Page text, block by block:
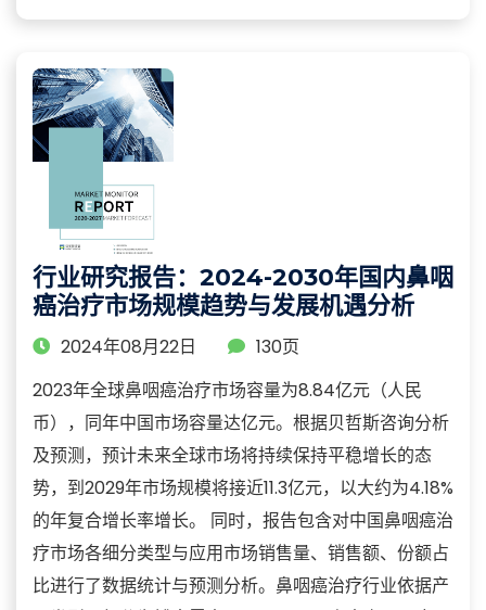
行业研究报告：2024-2030年国内鼻咽
癌治疗市场规模趋势与发展机遇分析
2024年08月22日
130页
2023年全球鼻咽癌治疗市场容量为8.84亿元（人民
币），同年中国市场容量达亿元。根据贝哲斯咨询分析
及预测，预计未来全球市场将持续保持平稳增长的态
势，到2029年市场规模将接近11.3亿元，以大约为4.18%
的年复合增长率增长。 同时，报告包含对中国鼻咽癌治
疗市场各细分类型与应用市场销售量、销售额、份额占
比进行了数据统计与预测分析。鼻咽癌治疗行业依据产